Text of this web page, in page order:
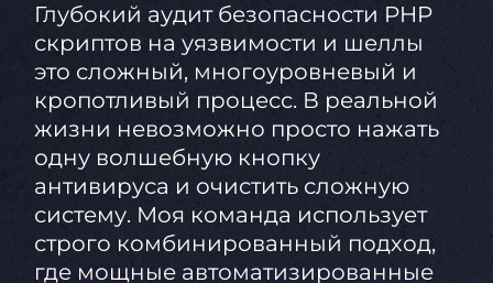
Глубокий аудит безопасности PHP
скриптов на уязвимости и шеллы
это сложный, многоуровневый и
кропотливый процесс. В реальной
жизни невозможно просто нажать
одну волшебную кнопку
антивируса и очистить сложную
систему. Моя команда использует
строго комбинированный подход,
где мощные автоматизированные